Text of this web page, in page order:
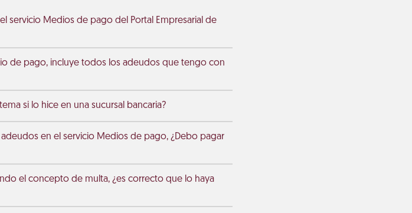
servicio Medios de pago del Portal Empresarial de
de pago, incluye todos los adeudos que tengo con
si lo hice en una sucursal bancaria?
en el servicio Medios de pago, ¿Debo pagar
el concepto de multa, ¿es correcto que lo haya